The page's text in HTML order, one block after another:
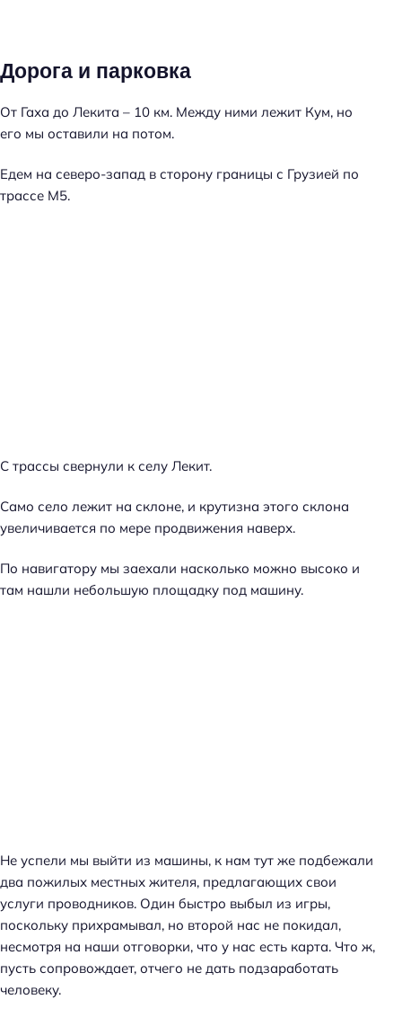
Дорога и парковка
От Гаха до Лекита – 10 км. Между ними лежит Кум, но
его мы оставили на потом.
Едем на северо-запад в сторону границы с Грузией по
трассе М5.
С трассы свернули к селу Лекит.
Само село лежит на склоне, и крутизна этого склона
увеличивается по мере продвижения наверх.
По навигатору мы заехали насколько можно высоко и
там нашли небольшую площадку под машину.
Не успели мы выйти из машины, к нам тут же подбежали
два пожилых местных жителя, предлагающих свои
услуги проводников. Один быстро выбыл из игры,
поскольку прихрамывал, но второй нас не покидал,
несмотря на наши отговорки, что у нас есть карта. Что ж,
пусть сопровождает, отчего не дать подзаработать
человеку.